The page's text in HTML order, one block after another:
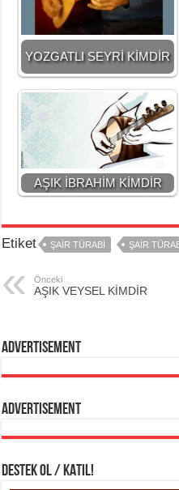
YOZGATLI SEYRİ KİMDİR
AŞIK İBRAHİM KİMDİR
Etiket ŞAİR TÜRABİ ŞAİR
Önceki
AŞIK VEYSEL KİMDİR
Advertisement
Advertisement
DESTEK OL / KATIL!